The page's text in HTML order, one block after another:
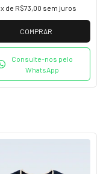
x de R$73,00 sem juros
COMPRAR
Consulte-nos pelo
WhatsApp